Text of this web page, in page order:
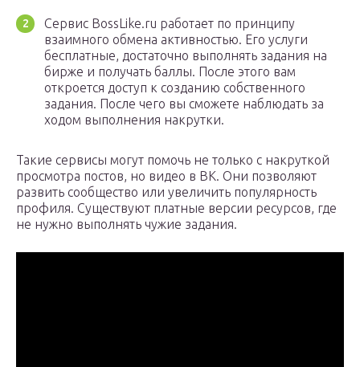
Сервис BossLike.ru работает по принципу
взаимного обмена активностью. Его услуги
бесплатные, достаточно выполнять задания на
бирже и получать баллы. После этого вам
откроется доступ к созданию собственного
задания. После чего вы сможете наблюдать за
ходом выполнения накрутки.
Такие сервисы могут помочь не только с накруткой
просмотра постов, но видео в ВК. Они позволяют
развить сообщество или увеличить популярность
профиля. Существуют платные версии ресурсов, где
не нужно выполнять чужие задания.